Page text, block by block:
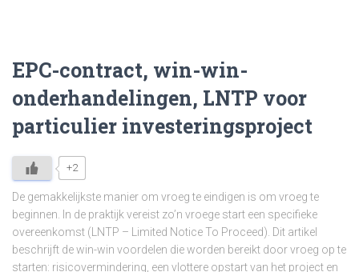
EPC-contract, win-win-
onderhandelingen, LNTP voor
particulier investeringsproject
+2
De gemakkelijkste manier om vroeg te eindigen is om vroeg te
beginnen. In de praktijk vereist zo’n vroege start een specifieke
overeenkomst (LNTP – Limited Notice To Proceed). Dit artikel
beschrijft de win-win voordelen die worden bereikt door vroeg op te
starten: risicovermindering, een vlottere opstart van het project en